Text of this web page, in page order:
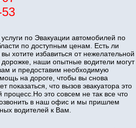
по Эвакуации автомобилей по
по доступным ценам. Есть ли
хотите избавиться от нежелательной
наши опытные водители могут
и предоставим необходимую
на дороге, чтобы вы снова
показаться, что вызов эвакуатора это
процесс.Но это совсем не так все что
в наш офис и мы пришлем
водителей к Вам.